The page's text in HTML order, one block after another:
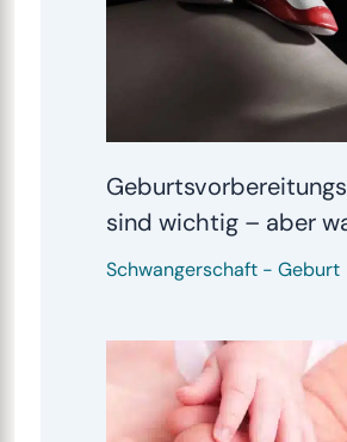
sind wichtig – aber
Schwangerschaft- Geburt